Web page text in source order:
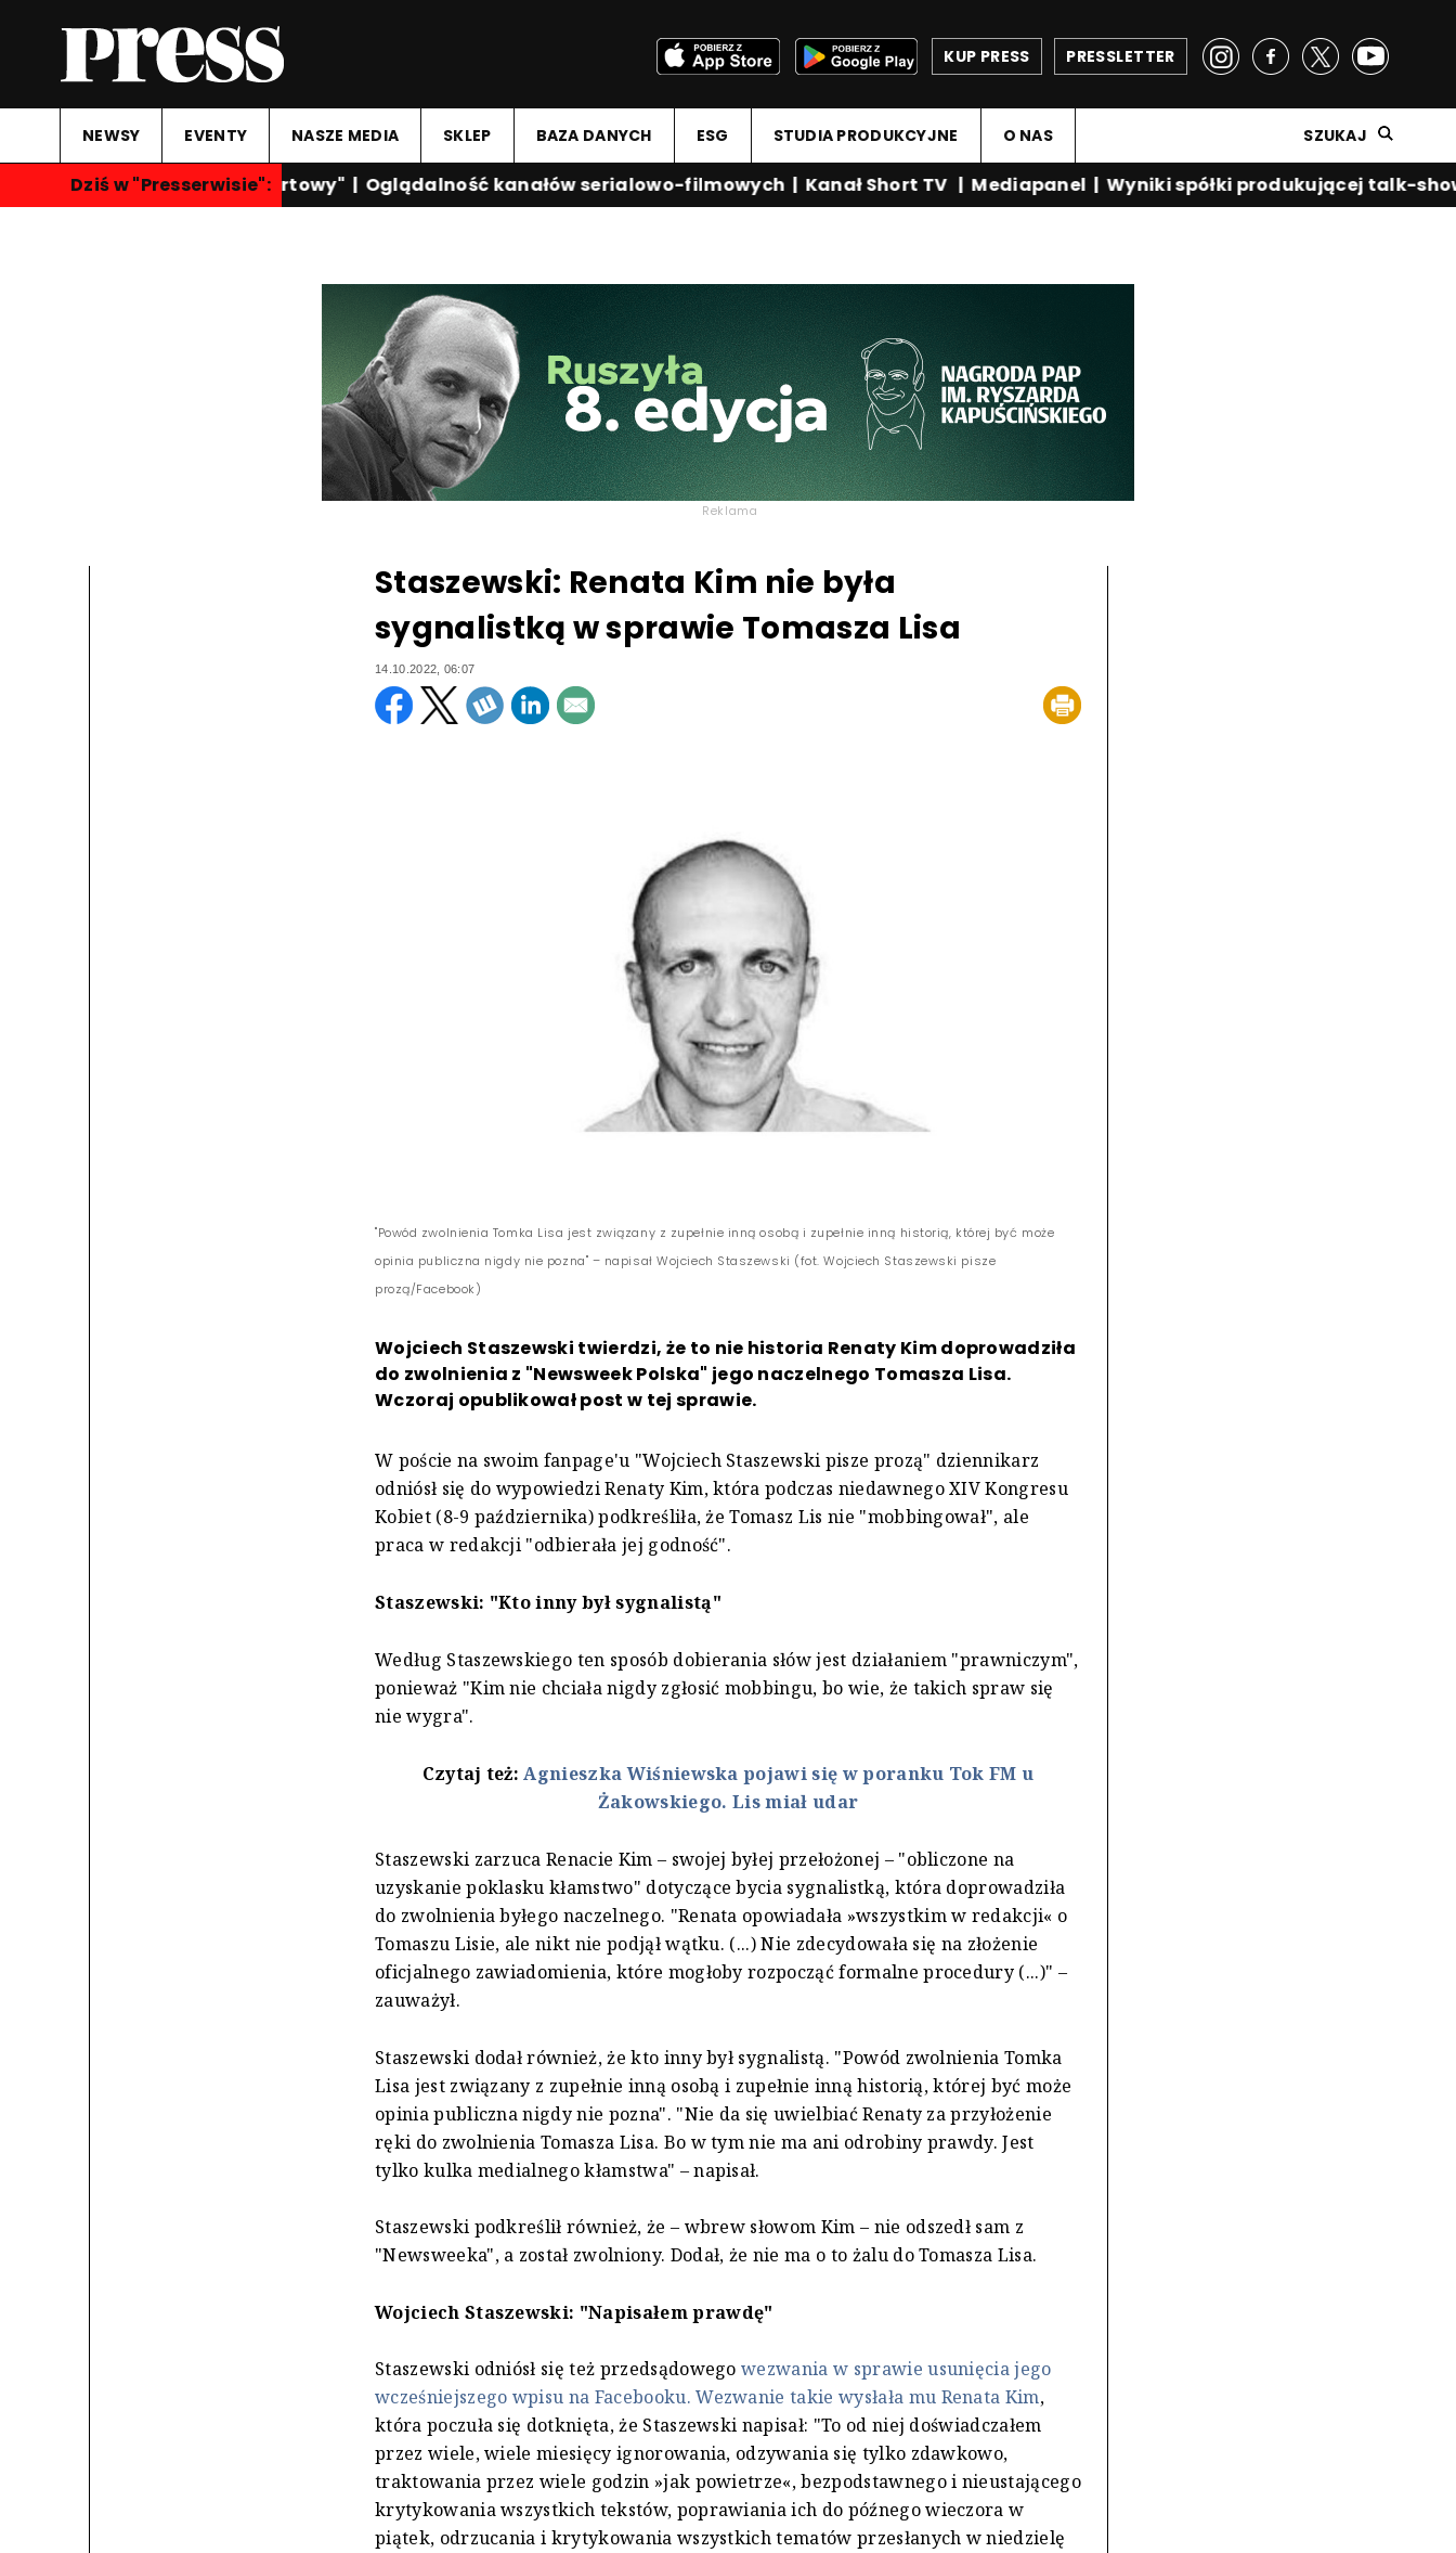
PRESSLETTER
KUP PRESS
NEWSY EVENTY NASZE MEDIA SKLEP BAZA DANYCH ESG STUDIA PRODUKCYJNE O NAS SZUKAJ
Dziś w "Presserwisie":
"Przegląd Sportowy"|Oglądalność kanałów serialowo-filmowych|Kanał Short TV |Mediapanel|Wyniki spółki produkującej talk-show
Reklama
Staszewski: Renata Kim nie była
sygnalistką w sprawie Tomasza Lisa
14.10.2022, 06:07
"Powód zwolnienia Tomka Lisa jest związany z zupełnie inną osobą i zupełnie inną historią, której być może
opinia publiczna nigdy nie pozna" – napisał Wojciech Staszewski (fot. Wojciech Staszewski pisze
prozą/Facebook)
Wojciech Staszewski twierdzi, że to nie historia Renaty Kim doprowadziła
do zwolnienia z "Newsweek Polska" jego naczelnego Tomasza Lisa.
Wczoraj opublikował post w tej sprawie.
W poście na swoim fanpage'u "Wojciech Staszewski pisze prozą" dziennikarz
odniósł się do wypowiedzi Renaty Kim, która podczas niedawnego XIV Kongresu
Kobiet (8-9 października) podkreśliła, że Tomasz Lis nie "mobbingował", ale
praca w redakcji "odbierała jej godność".
Staszewski: "Kto inny był sygnalistą"
Według Staszewskiego ten sposób dobierania słów jest działaniem "prawniczym",
ponieważ "Kim nie chciała nigdy zgłosić mobbingu, bo wie, że takich spraw się
nie wygra".
Czytaj też:Agnieszka Wiśniewska pojawi się w poranku Tok FM u
Żakowskiego. Lis miał udar
Staszewski zarzuca Renacie Kim – swojej byłej przełożonej – "obliczone na
uzyskanie poklasku kłamstwo" dotyczące bycia sygnalistką, która doprowadziła
do zwolnienia byłego naczelnego. "Renata opowiadała »wszystkim w redakcji« o
Tomaszu Lisie, ale nikt nie podjął wątku. (...) Nie zdecydowała się na złożenie
oficjalnego zawiadomienia, które mogłoby rozpocząć formalne procedury (...)" –
zauważył.
Staszewski dodał również, że kto inny był sygnalistą. "Powód zwolnienia Tomka
Lisa jest związany z zupełnie inną osobą i zupełnie inną historią, której być może
opinia publiczna nigdy nie pozna". "Nie da się uwielbiać Renaty za przyłożenie
ręki do zwolnienia Tomasza Lisa. Bo w tym nie ma ani odrobiny prawdy. Jest
tylko kulka medialnego kłamstwa" – napisał.
Staszewski podkreślił również, że – wbrew słowom Kim – nie odszedł sam z
"Newsweeka", a został zwolniony. Dodał, że nie ma o to żalu do Tomasza Lisa.
Wojciech Staszewski: "Napisałem prawdę"
Staszewski odniósł się też przedsądowegowezwania w sprawie usunięcia jego
wcześniejszego wpisu na Facebooku. Wezwanie takie wysłała mu Renata Kim,
która poczuła się dotknięta, że Staszewski napisał: "To od niej doświadczałem
przez wiele, wiele miesięcy ignorowania, odzywania się tylko zdawkowo,
traktowania przez wiele godzin »jak powietrze«, bezpodstawnego i nieustającego
krytykowania wszystkich tekstów, poprawiania ich do późnego wieczora w
piątek, odrzucania i krytykowania wszystkich tematów przesłanych w niedzielę